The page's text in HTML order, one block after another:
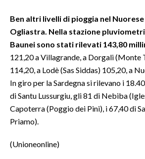
INSULARITÀ
INFO AZIENDE
ABBONATI
NECROLOGI
PUBBLICITÀ
SPIAGGE
Ben altri livelli di pioggia nel Nuorese
Ogliastra. Nella stazione
Baunei sono stati rilevati 143,80
121,20 a Villagrande, a Dorgali (Monte
114,20, a Lodè (Sas Siddas) 105,20, a
In giro per la Sardegna si rilevano i
di Santu Lussurgiu, gli 81 di Nebiba
Capoterra (Poggio dei Pini), i 67,40 di
Priamo).
(Unioneonline)